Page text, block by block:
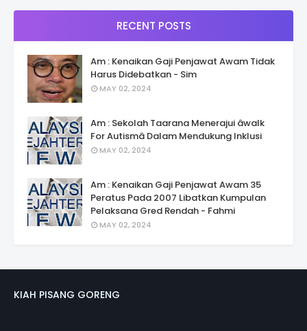
RECENT POSTS
Am : Kenaikan Gaji Penjawat Awam Tidak
Harus Didebatkan - Sim
MAY 02, 2024
Am : Sekolah Taarana Menerajui âwalk
For Autismâ Dalam Mendukung Inklusi
MAY 02, 2024
Am : Kenaikan Gaji Penjawat Awam 35
Peratus Pada 2007 Libatkan Kumpulan
Pelaksana Gred Rendah - Fahmi
MAY 02, 2024
KIAH PISANG GORENG